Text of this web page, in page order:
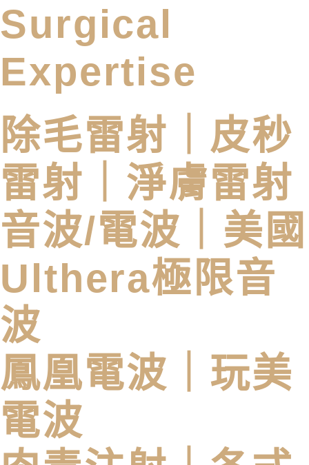
Surgical
Expertise
除毛雷射｜皮秒
雷射｜淨膚雷射
音波/電波｜美國
Ulthera極限音
波
鳳凰電波｜玩美
電波